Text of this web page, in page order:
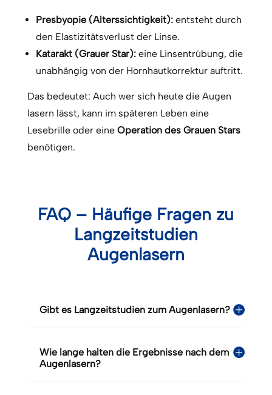
Presbyopie (Alterssichtigkeit):entsteht durch
den Elastizitätsverlust der Linse.
Katarakt (Grauer Star):eine Linsentrübung, die
unabhängig von der Hornhautkorrektur auftritt.
Das bedeutet: Auch wer sich heute die Augen
lasern lässt, kann im späteren Leben eine
Lesebrille oder eine Operation des Grauen Stars
benötigen.
FAQ – Häufige Fragen zu
Langzeitstudien
Augenlasern
Gibt es Langzeitstudien zum Augenlasern?
Wie lange halten die Ergebnisse nach dem
Augenlasern?